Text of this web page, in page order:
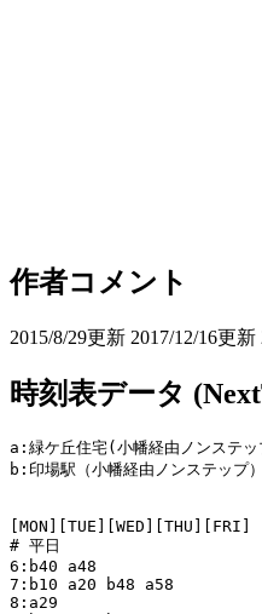
作者コメント
2015/8/29更新 2017/12/16更
時刻表データ
a:緑ケ丘住宅(小幡経由ノンステッ
b:印場駅（小幡経由ノンステッ
[MON][TUE][WED][THU][FRI]
# 平日
6:b40 a48
7:b10 a20 b48 a58
8:a29